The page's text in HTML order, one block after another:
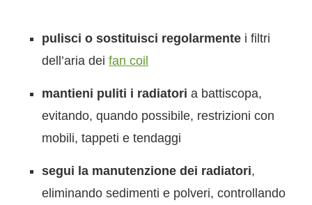
pulisci o sostituisci regolarmente i filtri
dell’aria deifan coil
mantieni puliti i radiatori a battiscopa,
evitando, quando possibile, restrizioni con
mobili, tappeti e tendaggi
segui la manutenzione dei radiatori,
eliminando sedimenti e polveri, controllando